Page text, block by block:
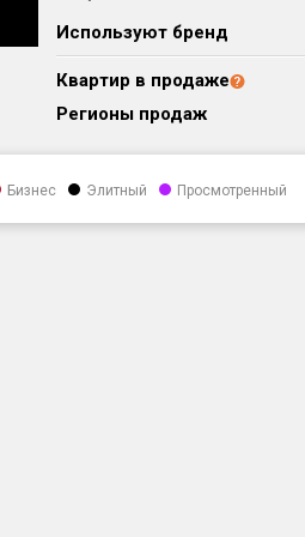
Используют бренд
Квартир в продаже
Регионы продаж
Бизнес Элитный Просмотренный